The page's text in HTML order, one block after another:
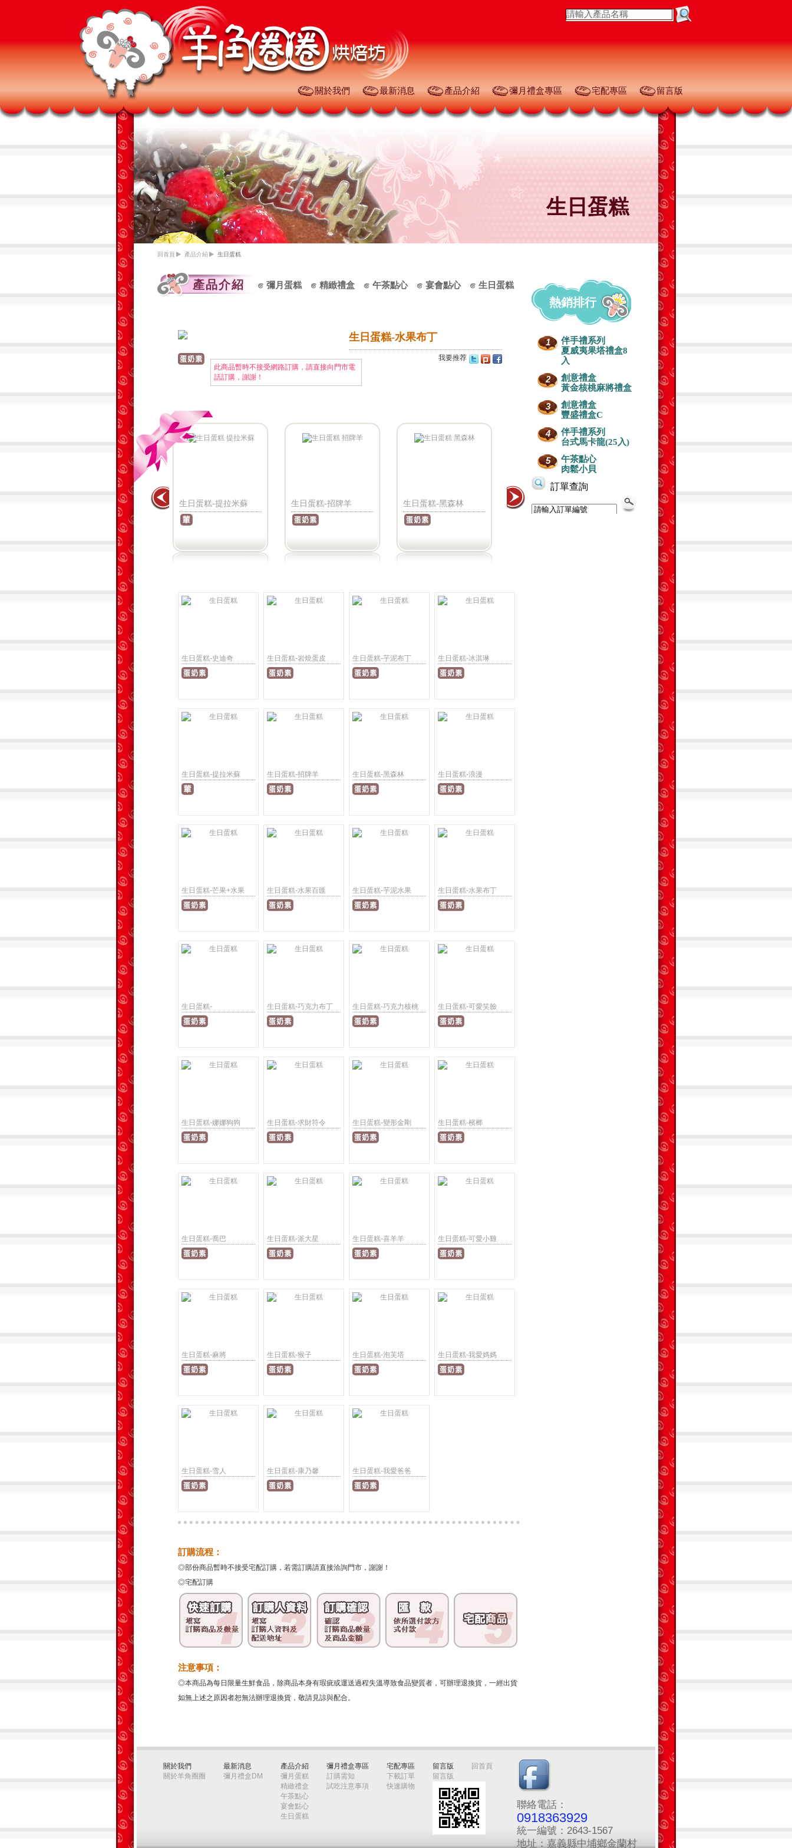
關於我們 最新消息 產品介紹 彌月禮盒專區 宅配專區 留言版
生日蛋糕
回首頁 產品介紹 生日蛋糕
產品介紹 彌月蛋糕 精緻禮盒 午茶點心 宴會點心 生日蛋糕
熱銷排行
1
伴手禮系列
夏威夷果塔禮盒8
入
2
創意禮盒
黃金核桃麻將禮盒
3
創意禮盒
豐盛禮盒C
4
伴手禮系列
台式馬卡龍(25入)
5
午茶點心
肉鬆小貝
生日蛋糕-水果布丁
我要推荐
此商品暫時不接受網路訂購，請直接向門市電
話訂購，謝謝！
生日蛋糕-冰淇琳 生日蛋糕-提拉米蘇 生日蛋糕-招牌羊 生日蛋糕-黑森林 生日蛋糕-浪漫 生日蛋糕-芒果+水果
生日蛋糕-史迪奇 生日蛋糕-岩燒蛋皮 生日蛋糕-芋泥布丁 生日蛋糕-冰淇琳
生日蛋糕-提拉米蘇 生日蛋糕-招牌羊 生日蛋糕-黑森林 生日蛋糕-浪漫
生日蛋糕-芒果+水果 生日蛋糕-水果百匯 生日蛋糕-芋泥水果 生日蛋糕-水果布丁
生日蛋糕- 生日蛋糕-巧克力布丁 生日蛋糕-巧克力核桃 生日蛋糕-可愛笑臉
生日蛋糕-娜娜狗狗 生日蛋糕-求財符令 生日蛋糕-變形金剛 生日蛋糕-檳榔
生日蛋糕-喬巴 生日蛋糕-派大星 生日蛋糕-喜羊羊 生日蛋糕-可愛小雞
生日蛋糕-麻將 生日蛋糕-猴子 生日蛋糕-泡芙塔 生日蛋糕-我愛媽媽
生日蛋糕-雪人 生日蛋糕-康乃馨 生日蛋糕-我愛爸爸
訂購流程：
◎部份商品暫時不接受宅配訂購，若需訂購請直接洽詢門市，謝謝！
◎宅配訂購
注意事項：
◎本商品為每日限量生鮮食品，除商品本身有瑕疵或運送過程失溫導致食品變質者，可辦理退換貨，一經出貨
如無上述之原因者恕無法辦理退換貨，敬請見諒與配合。
關於我們
關於羊角圈圈
最新消息
彌月禮盒DM
產品介紹
彌月蛋糕
精緻禮盒
午茶點心
宴會點心
生日蛋糕
彌月禮盒專區
訂購需知
試吃注意事項
宅配專區
下載訂單
快速購物
留言版
留言版
回首頁
聯絡電話：
0918363929
統一編號：2643-1567
地址：嘉義縣中埔鄉金蘭村